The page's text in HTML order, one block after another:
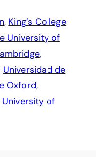
, King’s College
University of
,
Universidad de
Oxford,
University of